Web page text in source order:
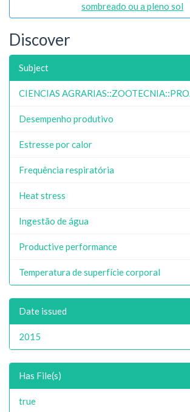
sombreado ou a pleno sol
Discover
Subject
CIENCIAS AGRARIAS::ZOOTECNIA::PRO...
Desempenho produtivo
Estresse por calor
Frequência respiratória
Heat stress
Ingestão de água
Productive performance
Temperatura de superfície corporal
Date issued
2015
Has File(s)
true